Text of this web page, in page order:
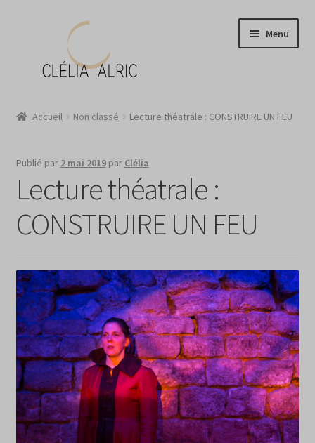
navigation
contenu
Menu
Portraits ?
Accueil Non classé Lecture théatrale : CONSTRUIRE UN FEU
Publié par 2 mai 2019 par Clélia
Lecture théatrale :
CONSTRUIRE UN FEU